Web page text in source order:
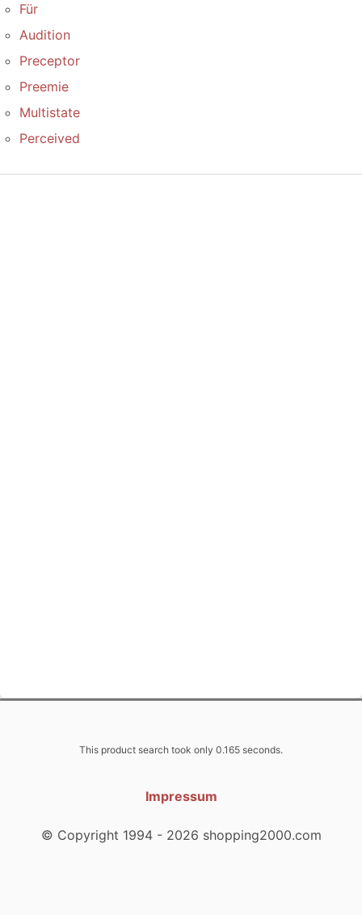
Für
Audition
Preceptor
Preemie
Multistate
Perceived
This product search took only 0.165 seconds.
Impressum
© Copyright 1994 - 2026 shopping2000.com